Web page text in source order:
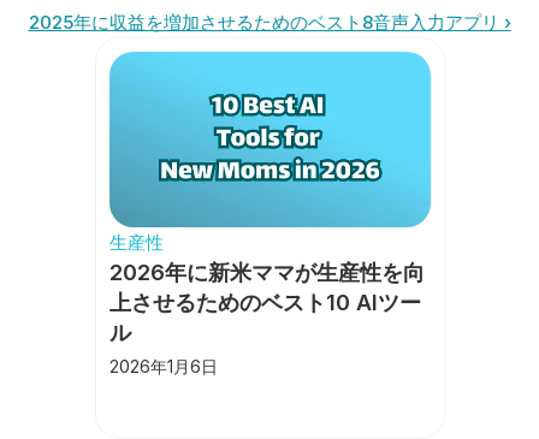
2025年に収益を増加させるためのベスト8音声入力アプリ ›
生産性
2026年に新米ママが生産性を向
上させるためのベスト10 AIツー
ル
2026年1月6日